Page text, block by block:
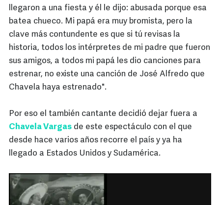
llegaron a una fiesta y él le dijo: abusada porque esa
batea chueco. Mi papá era muy bromista, pero la
clave más contundente es que si tú revisas la
historia, todos los intérpretes de mi padre que fueron
sus amigos, a todos mi papá les dio canciones para
estrenar, no existe una canción de José Alfredo que
Chavela haya estrenado".
Por eso el también cantante decidió dejar fuera a
Chavela Vargas de este espectáculo con el que
desde hace varios años recorre el país y ya ha
llegado a Estados Unidos y Sudamérica.